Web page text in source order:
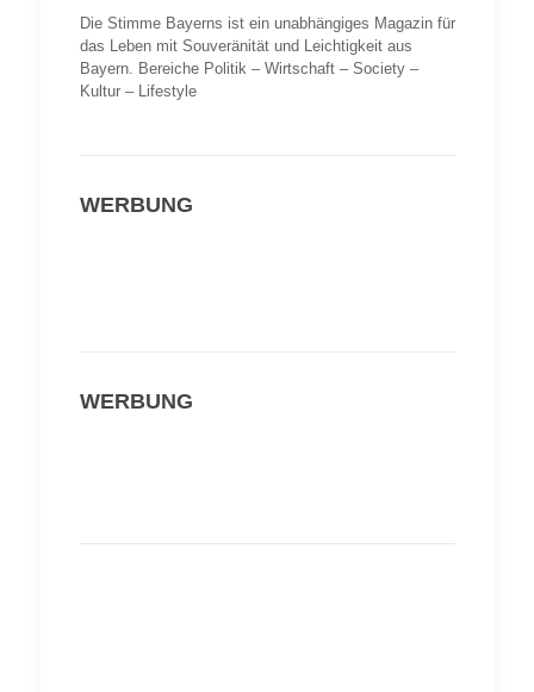
Die Stimme Bayerns ist ein unabhängiges Magazin für
das Leben mit Souveränität und Leichtigkeit aus
Bayern. Bereiche Politik – Wirtschaft – Society –
Kultur – Lifestyle
WERBUNG
WERBUNG